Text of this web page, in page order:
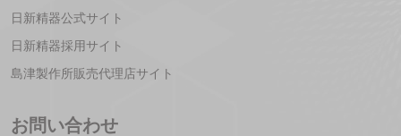
日新精器公式サイト
日新精器採用サイト
島津製作所販売代理店サイト
お問い合わせ